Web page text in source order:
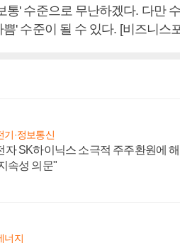
' 수준으로 무난하겠다. 다만
' 수준이 될 수 있다. [비즈니스
기·정보통신
자 SK하이닉스 소극적 주주환원에
속성 의문"
너지